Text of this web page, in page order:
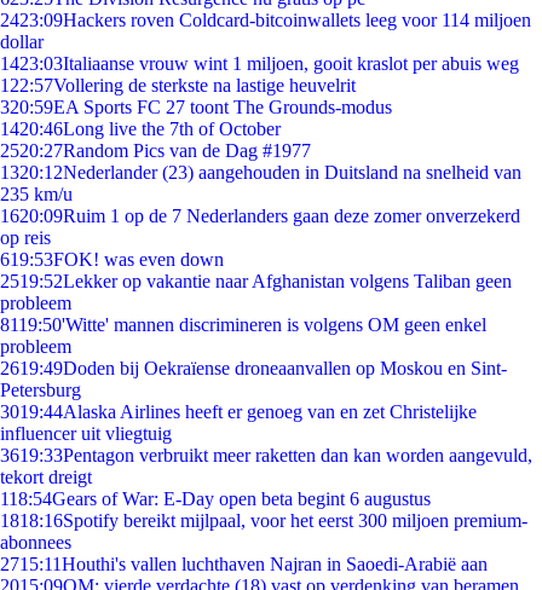
2423:09Hackers roven Coldcard-bitcoinwallets leeg voor 114 miljoen
dollar
1423:03Italiaanse vrouw wint 1 miljoen, gooit kraslot per abuis weg
1 22:57Vollering de sterkste na lastige heuvelrit
320:59EA Sports FC 27 toont The Grounds-modus
1420:46Long live the 7th of October
2520:27Random Pics van de Dag #1977
1320:12Nederlander (23) aangehouden in Duitsland na snelheid van
235 km/u
1620:09Ruim 1 op de 7 Nederlanders gaan deze zomer onverzekerd
op reis
619:53FOK! was even down
2519:52Lekker op vakantie naar Afghanistan volgens Taliban geen
probleem
8119:50'Witte' mannen discrimineren is volgens OM geen enkel
probleem
2619:49Doden bij Oekraïense droneaanvallen op Moskou en Sint-
Petersburg
3019:44Alaska Airlines heeft er genoeg van en zet Christelijke
influencer uit vliegtuig
3619:33Pentagon verbruikt meer raketten dan kan worden aangevuld,
tekort dreigt
118:54Gears of War: E-Day open beta begint 6 augustus
1818:16Spotify bereikt mijlpaal, voor het eerst 300 miljoen premium-
abonnees
2715:11Houthi's vallen luchthaven Najran in Saoedi-Arabië aan
2015:09OM: vierde verdachte (18) vast op verdenking van beramen